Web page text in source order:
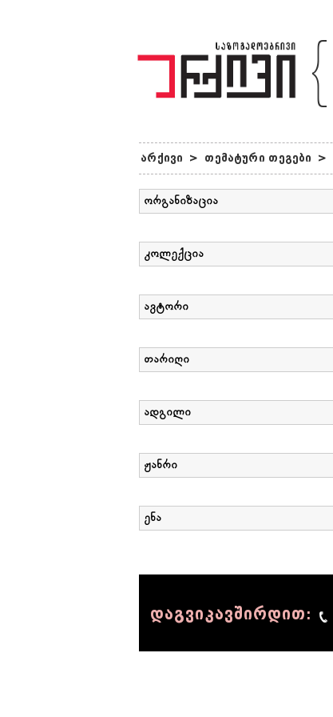
{
არქივი > თემატური თეგები >
ორგანიზაცია
კოლექცია
ავტორი
თარიღი
ადგილი
ჟანრი
ენა
დაგვიკავშირდით: